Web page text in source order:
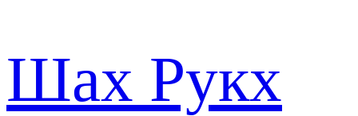
Шах Рукх